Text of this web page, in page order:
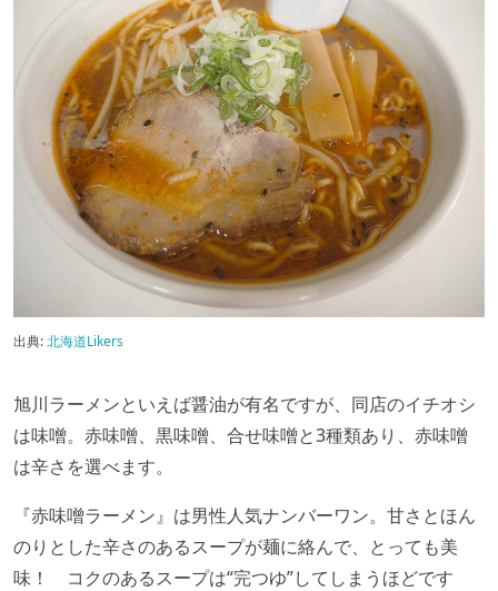
出典:北海道Likers
旭川ラーメンといえば醤油が有名ですが、同店のイチオシ
は味噌。赤味噌、黒味噌、合せ味噌と3種類あり、赤味噌
は辛さを選べます。
『赤味噌ラーメン』は男性人気ナンバーワン。甘さとほん
のりとした辛さのあるスープが麺に絡んで、とっても美
味！ コクのあるスープは“完つゆ”してしまうほどです